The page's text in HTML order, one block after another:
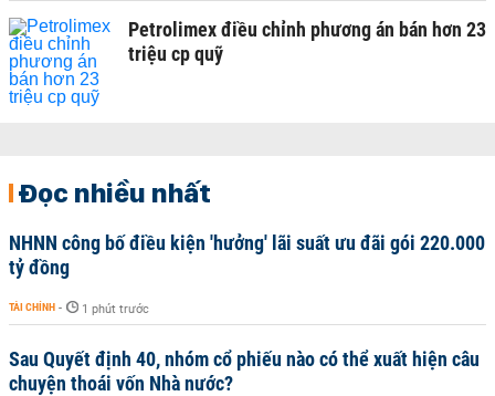
Petrolimex điều chỉnh phương án bán hơn 23
triệu cp quỹ
Đọc nhiều nhất
NHNN công bố điều kiện 'hưởng' lãi suất ưu đãi gói 220.000
tỷ đồng
TÀI CHÍNH - 1 phút trước
Sau Quyết định 40, nhóm cổ phiếu nào có thể xuất hiện câu
chuyện thoái vốn Nhà nước?